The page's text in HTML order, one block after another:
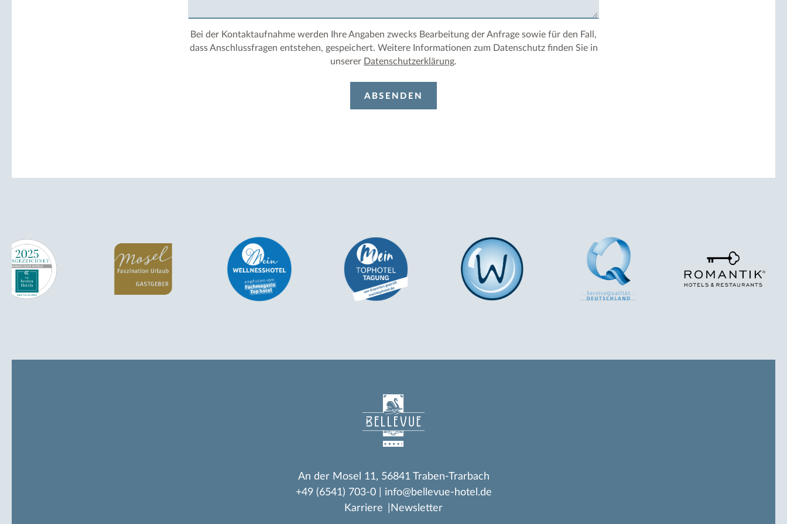
Bei der Kontaktaufnahme werden Ihre Angaben zwecks Bearbeitung der Anfrage sowie für den Fall,
dass Anschlussfragen entstehen, gespeichert. Weitere Informationen zum Datenschutz finden Sie in
unserer Datenschutzerklärung.
ABSENDEN
An der Mosel 11 56841 Traben-Trarbach
+49 (6541) 703-0
info@bellevue-hotel.de
Karriere
Newsletter